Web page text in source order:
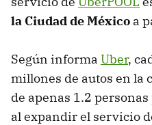
la Ciudad de México a
Según informa Uber,
millones de autos en la
de apenas 1.2
al expandir el servicio